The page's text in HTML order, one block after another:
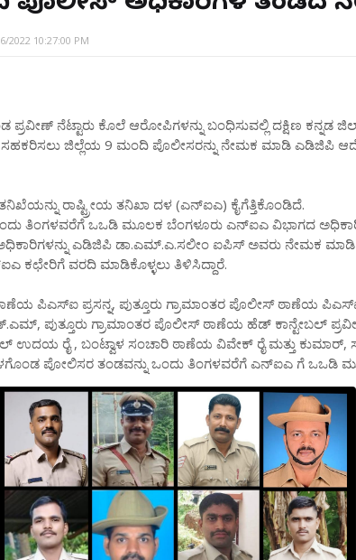
2022 10:27:00 PM
ನೆಟ್ಟಾರು ಕೊಲೆ ಆರೋಪಿಗಳನ್ನು ಬಂಧಿಸುವಲ್ಲಿ ದಕ್ಷಿಣ ಕನ್ನಡ
ಜಿಲ್ಲೆಯ 9 ಮಂದಿ ಪೊಲೀಸರನ್ನು ನೇಮಕ ಮಾಡಿ ಎಡಿಜಿಪಿ
ತನಿಖೆಯನ್ನು ರಾಷ್ಟ್ರೀಯ ತನಿಖಾ ದಳ (ಎನ್ಐಎ) ಕೈಗೆತ್ತಿಕೊಂಡಿದೆ.
ತಿಂಗಳವರೆಗೆ ಒಒಡಿ ಮೂಲಕ ಬೆಂಗಳೂರು ಎನ್ಐಎ ವಿಭಾಗದ
ಎಡಿಜಿಪಿ ಡಾ.ಎಮ್.ಎ.ಸಲೀಂ ಐಪಿಸ್ ಅವರು ನೇಮಕ
ಕಛೇರಿಗೆ ವರದಿ ಮಾಡಿಕೊಳ್ಳಲು ತಿಳಿಸಿದ್ದಾರೆ.
ಪಿಎಸ್ಐ ಪ್ರಸನ್ನ, ಪುತ್ತೂರು ಗ್ರಾಮಾಂತರ ಪೊಲೀಸ್ ಠಾಣೆಯ
ಪುತ್ತೂರು ಗ್ರಾಮಾಂತರ ಪೊಲೀಸ್ ಠಾಣೆಯ ಹೆಡ್ ಕಾನ್ಟೇಬಲ್
ಉದಯ ರೈ , ಬಂಟ್ವಾಳ ಸಂಚಾರಿ ಠಾಣೆಯ ವಿವೇಕ್ ರೈ ಮತ್ತು ಕುಮಾರ್,
ಪೋಲಿಸರ ತಂಡವನ್ನು ಒಂದು ತಿಂಗಳವರೆಗೆ ಎನ್ಐಎ ಗೆ ಒಒಡಿ